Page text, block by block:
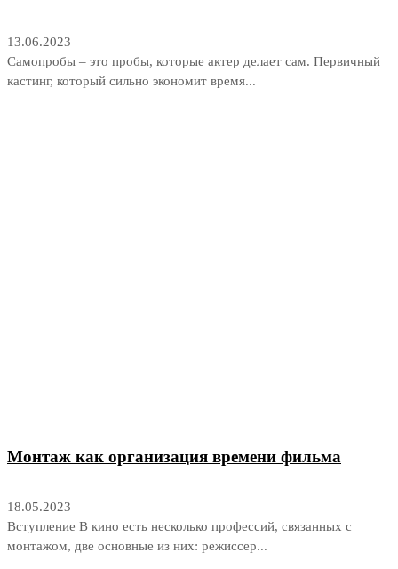
13.06.2023
Самопробы – это пробы, которые актер делает сам. Первичный
кастинг, который сильно экономит время...
Монтаж как организация времени фильма
18.05.2023
Вступление В кино есть несколько профессий, связанных с
монтажом, две основные из них: режиссер...